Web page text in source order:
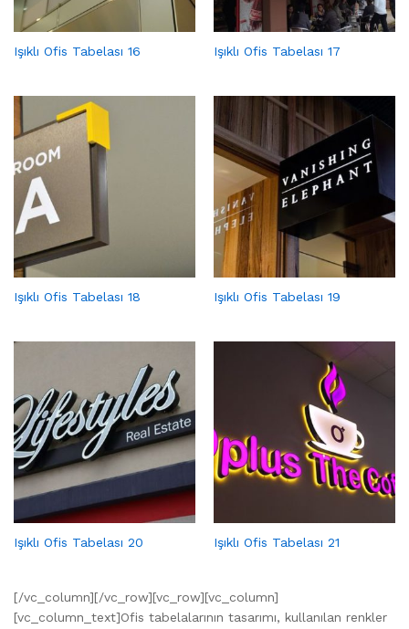
Işıklı Ofis Tabelası 16 Işıklı Ofis Tabelası 17
Işıklı Ofis Tabelası 18 Işıklı Ofis Tabelası 19
Işıklı Ofis Tabelası 20 Işıklı Ofis Tabelası 21
[/vc_column][/vc_row][vc_row][vc_column]
[vc_column_text]Ofis tabelalarının tasarımı, kullanılan renkler